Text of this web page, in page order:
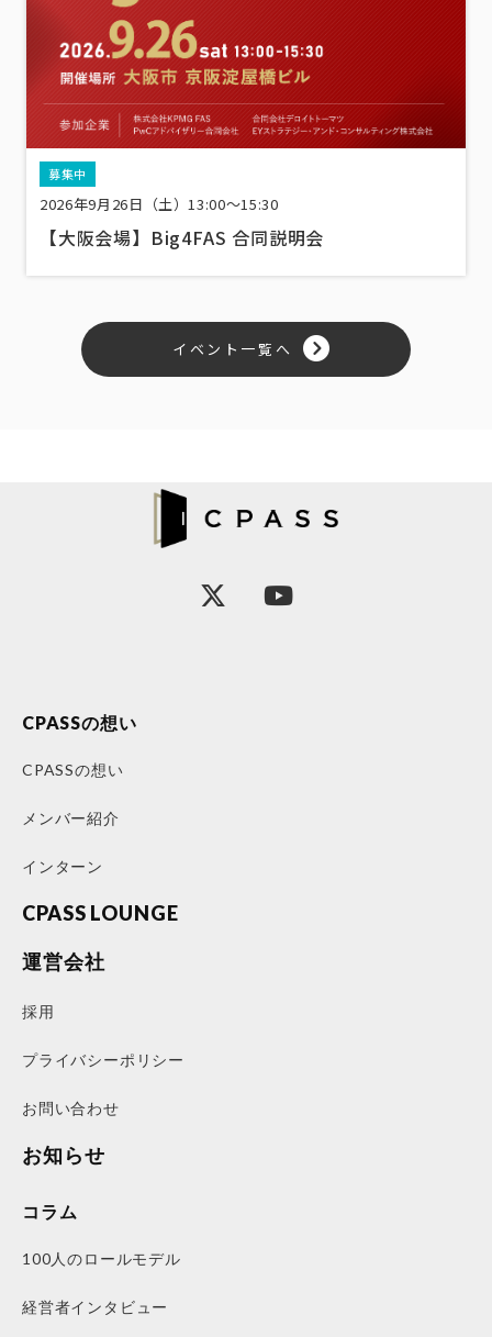
募集中
2026年9月26日（土）13:00〜15:30
【大阪会場】Big4FAS 合同説明会
イベント一覧へ
CPASSの想い
CPASSの想い
メンバー紹介
インターン
CPASS LOUNGE
運営会社
採用
プライバシーポリシー
お問い合わせ
お知らせ
コラム
100人のロールモデル
経営者インタビュー